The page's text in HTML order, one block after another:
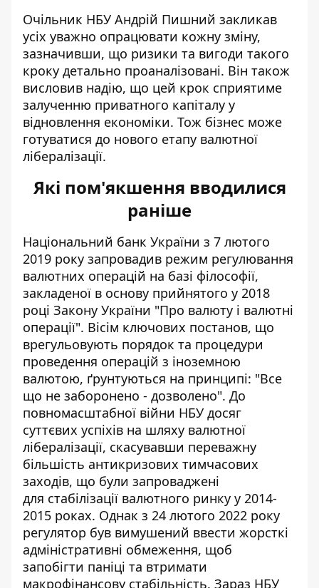
Очільник НБУ Андрій Пишний закликав
усіх уважно опрацювати кожну зміну,
зазначивши, що ризики та вигоди такого
кроку детально проаналізовані. Він також
висловив надію, що цей крок сприятиме
залученню приватного капіталу у
відновлення економіки. Тож бізнес може
готуватися до нового етапу валютної
лібералізації.
Які пом'якшення вводилися
раніше
Національний банк України з 7 лютого
2019 року запровадив режим регулювання
валютних операцій на базі філософії,
закладеної в основу прийнятого у 2018
році Закону України "Про валюту і валютні
операції". Вісім ключових постанов, що
врегульовують порядок та процедури
проведення операцій з іноземною
валютою, ґрунтуються на принципі: "Все
що не заборонено - дозволено". До
повномасштабної війни НБУ досяг
суттєвих успіхів на шляху валютної
лібералізації, скасувавши переважну
більшість антикризових тимчасових
заходів, що були запроваджені
для стабілізації валютного ринку у 2014-
2015 роках. Однак з 24 лютого 2022 року
регулятор був вимушений ввести жорсткі
адміністративні обмеження, щоб
запобігти паніці та втримати
макрофінансову стабільність. Зараз НБУ